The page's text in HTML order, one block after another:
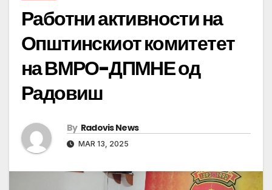
Работни активности на
Општинскиот комитетет
на ВМРО-ДПМНЕ од
Радовиш
By Radovis News
MAR 13, 2025